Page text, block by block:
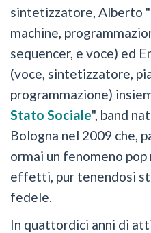
sintetizzatore, Alberto
machine,
sequencer, e voce) ed
(voce, sintetizzatore,
programmazione)
Stato Sociale", band
Bologna nel 2009 che,
ormai un fenomeno
effetti, pur tenendosi
fedele.
In quattordici anni di